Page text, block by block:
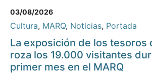
03/08/2026
Cultura, MARQ, Noticias, Portada
La exposición de los tesoros
roza los 19.000 visitantes
primer mes en el MARQ